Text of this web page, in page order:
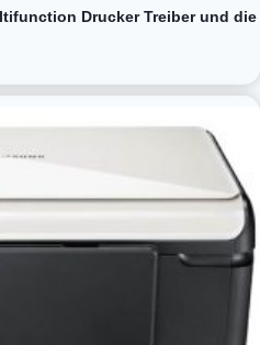
Drucker Treiber und die